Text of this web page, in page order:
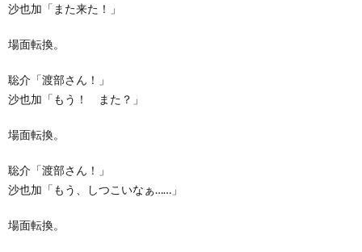
沙也加「また来た！」
場面転換。
聡介「渡部さん！」
沙也加「もう！ また？」
場面転換。
聡介「渡部さん！」
沙也加「もう、しつこいなぁ……」
場面転換。